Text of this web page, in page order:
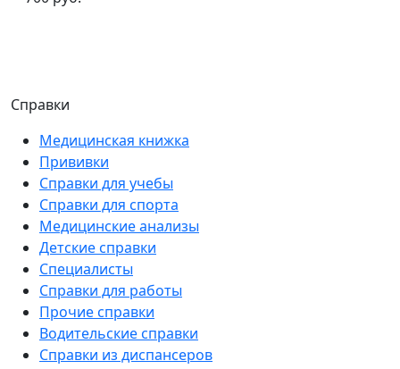
Справки
Медицинская книжка
Прививки
Справки для учебы
Справки для спорта
Медицинские анализы
Детские справки
Специалисты
Справки для работы
Прочие справки
Водительские справки
Справки из диспансеров